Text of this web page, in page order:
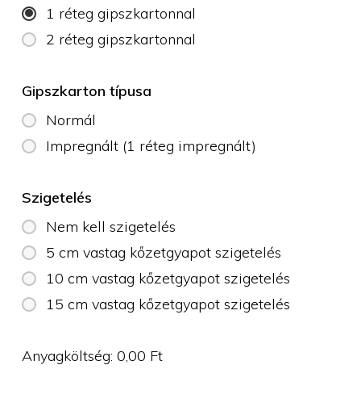
1 réteg gipszkartonnal
2 réteg gipszkartonnal
Gipszkarton típusa
Normál
Impregnált (1 réteg impregnált)
Szigetelés
Nem kell szigetelés
5 cm vastag kőzetgyapot szigetelés
10 cm vastag kőzetgyapot szigetelés
15 cm vastag kőzetgyapot szigetelés
Anyagköltség:0,00 Ft